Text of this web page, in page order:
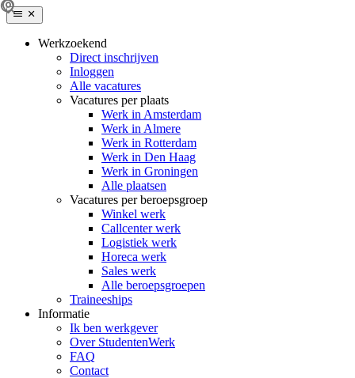
Werkzoekend
Direct inschrijven
Inloggen
Alle vacatures
Vacatures per plaats
Werk in Amsterdam
Werk in Almere
Werk in Rotterdam
Werk in Den Haag
Werk in Groningen
Alle plaatsen
Vacatures per beroepsgroep
Winkel werk
Callcenter werk
Logistiek werk
Horeca werk
Sales werk
Alle beroepsgroepen
Traineeships
Informatie
Ik ben werkgever
Over StudentenWerk
FAQ
Contact